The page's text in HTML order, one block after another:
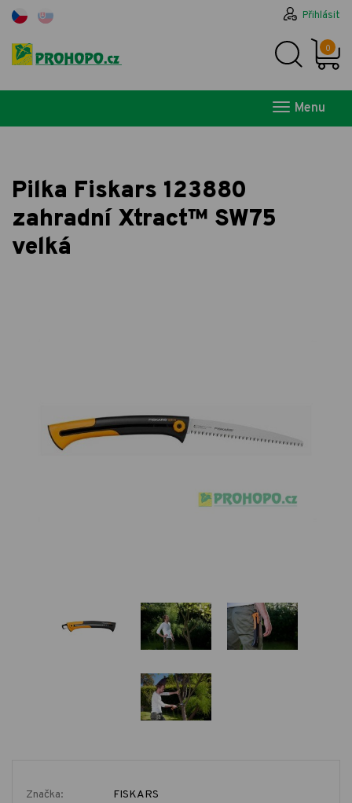
Přihlásit
0
Menu
Pilka Fiskars 123880
zahradní Xtract™ SW75
velká
Značka:
FISKARS